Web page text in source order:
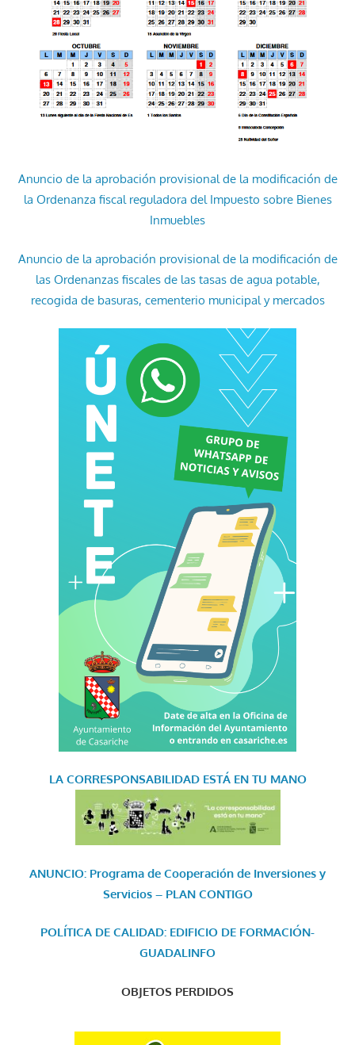
Anuncio de la aprobación provisional de la modificación de
la Ordenanza fiscal reguladora del Impuesto sobre Bienes
Inmuebles
Anuncio de la aprobación provisional de la modificación de
las Ordenanzas fiscales de las tasas de agua potable,
recogida de basuras, cementerio municipal y mercados
LA CORRESPONSABILIDAD ESTÁ EN TU MANO
ANUNCIO: Programa de Cooperación de Inversiones y
Servicios – PLAN CONTIGO
POLÍTICA DE CALIDAD: EDIFICIO DE FORMACIÓN-
GUADALINFO
OBJETOS PERDIDOS